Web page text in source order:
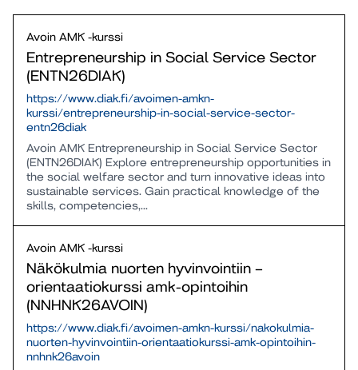
Avoin AMK -kurssi
Entrepreneurship in Social Service Sector
(ENTN26DIAK)
https://www.diak.fi/avoimen-amkn-
kurssi/entrepreneurship-in-social-service-sector-
entn26diak
Avoin AMK Entrepreneurship in Social Service Sector
(ENTN26DIAK) Explore entrepreneurship opportunities in
the social welfare sector and turn innovative ideas into
sustainable services. Gain practical knowledge of the
skills, competencies,...
Avoin AMK -kurssi
Näkökulmia nuorten hyvinvointiin –
orientaatiokurssi amk-opintoihin
(NNHNK26AVOIN)
https://www.diak.fi/avoimen-amkn-kurssi/nakokulmia-
nuorten-hyvinvointiin-orientaatiokurssi-amk-opintoihin-
nnhnk26avoin